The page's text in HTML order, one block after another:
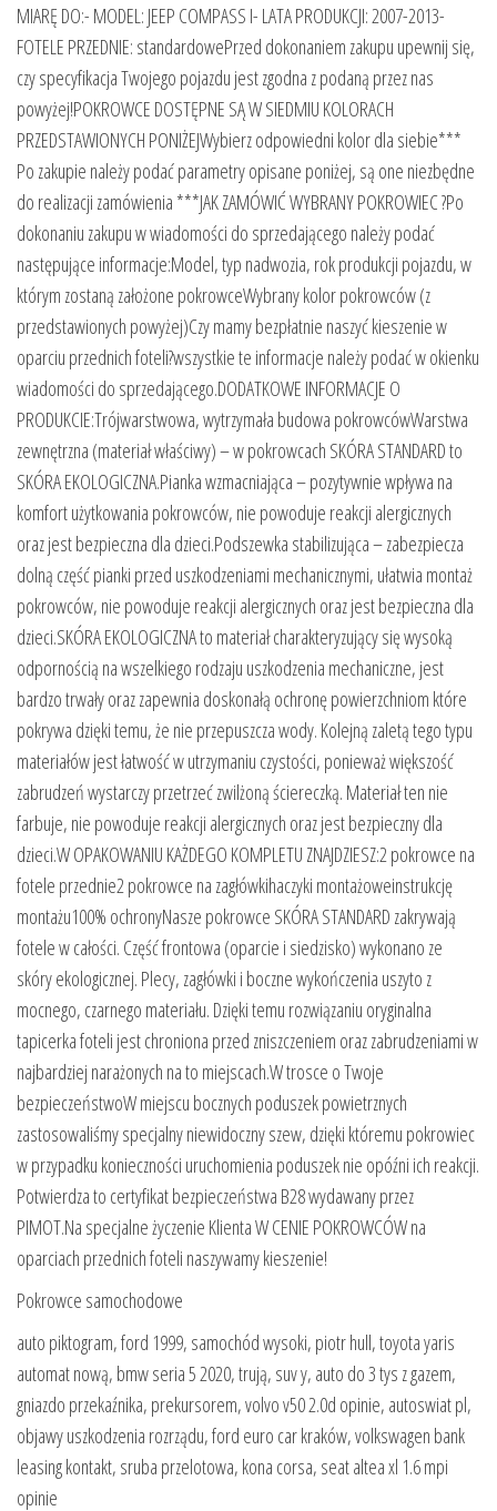
MIARĘ DO:- MODEL: JEEP COMPASS I- LATA PRODUKCJI: 2007-2013-
FOTELE PRZEDNIE: standardowePrzed dokonaniem zakupu upewnij się,
czy specyfikacja Twojego pojazdu jest zgodna z podaną przez nas
powyżej!POKROWCE DOSTĘPNE SĄ W SIEDMIU KOLORACH
PRZEDSTAWIONYCH PONIŻEJWybierz odpowiedni kolor dla siebie***
Po zakupie należy podać parametry opisane poniżej, są one niezbędne
do realizacji zamówienia ***JAK ZAMÓWIĆ WYBRANY POKROWIEC ?Po
dokonaniu zakupu w wiadomości do sprzedającego należy podać
następujące informacje:Model, typ nadwozia, rok produkcji pojazdu, w
którym zostaną założone pokrowceWybrany kolor pokrowców (z
przedstawionych powyżej)Czy mamy bezpłatnie naszyć kieszenie w
oparciu przednich foteli?wszystkie te informacje należy podać w okienku
wiadomości do sprzedającego.DODATKOWE INFORMACJE O
PRODUKCIE:Trójwarstwowa, wytrzymała budowa pokrowcówWarstwa
zewnętrzna (materiał właściwy) – w pokrowcach SKÓRA STANDARD to
SKÓRA EKOLOGICZNA.Pianka wzmacniająca – pozytywnie wpływa na
komfort użytkowania pokrowców, nie powoduje reakcji alergicznych
oraz jest bezpieczna dla dzieci.Podszewka stabilizująca – zabezpiecza
dolną część pianki przed uszkodzeniami mechanicznymi, ułatwia montaż
pokrowców, nie powoduje reakcji alergicznych oraz jest bezpieczna dla
dzieci.SKÓRA EKOLOGICZNA to materiał charakteryzujący się wysoką
odpornością na wszelkiego rodzaju uszkodzenia mechaniczne, jest
bardzo trwały oraz zapewnia doskonałą ochronę powierzchniom które
pokrywa dzięki temu, że nie przepuszcza wody. Kolejną zaletą tego typu
materiałów jest łatwość w utrzymaniu czystości, ponieważ większość
zabrudzeń wystarczy przetrzeć zwilżoną ściereczką. Materiał ten nie
farbuje, nie powoduje reakcji alergicznych oraz jest bezpieczny dla
dzieci.W OPAKOWANIU KAŻDEGO KOMPLETU ZNAJDZIESZ:2 pokrowce na
fotele przednie2 pokrowce na zagłówkihaczyki montażoweinstrukcję
montażu100% ochronyNasze pokrowce SKÓRA STANDARD zakrywają
fotele w całości. Część frontowa (oparcie i siedzisko) wykonano ze
skóry ekologicznej. Plecy, zagłówki i boczne wykończenia uszyto z
mocnego, czarnego materiału. Dzięki temu rozwiązaniu oryginalna
tapicerka foteli jest chroniona przed zniszczeniem oraz zabrudzeniami w
najbardziej narażonych na to miejscach.W trosce o Twoje
bezpieczeństwoW miejscu bocznych poduszek powietrznych
zastosowaliśmy specjalny niewidoczny szew, dzięki któremu pokrowiec
w przypadku konieczności uruchomienia poduszek nie opóźni ich reakcji.
Potwierdza to certyfikat bezpieczeństwa B28 wydawany przez
PIMOT.Na specjalne życzenie Klienta W CENIE POKROWCÓW na
oparciach przednich foteli naszywamy kieszenie!
Pokrowce samochodowe
auto piktogram, ford 1999, samochód wysoki, piotr hull, toyota yaris
automat nową, bmw seria 5 2020, trują, suv y, auto do 3 tys z gazem,
gniazdo przekaźnika, prekursorem, volvo v50 2.0d opinie, autoswiat pl,
objawy uszkodzenia rozrządu, ford euro car kraków, volkswagen bank
leasing kontakt, sruba przelotowa, kona corsa, seat altea xl 1.6 mpi
opinie